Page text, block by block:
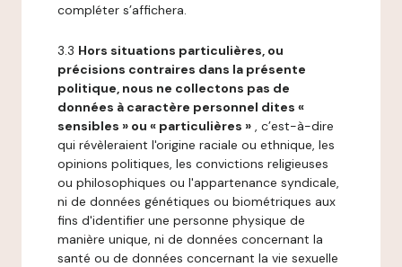
compléter s’affichera.
3.3 Hors situations particulières, ou
précisions contraires dans la présente
politique, nous ne collectons pas de
données à caractère personnel dites «
sensibles » ou « particulières » , c’est-à-dire
qui révèleraient l'origine raciale ou ethnique, les
opinions politiques, les convictions religieuses
ou philosophiques ou l'appartenance syndicale,
ni de données génétiques ou biométriques aux
fins d'identifier une personne physique de
manière unique, ni de données concernant la
santé ou de données concernant la vie sexuelle